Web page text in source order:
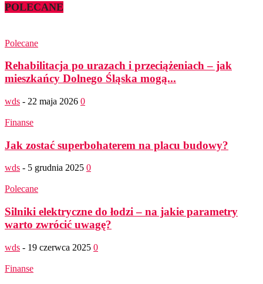
POLECANE
Polecane
Rehabilitacja po urazach i przeciążeniach – jak
mieszkańcy Dolnego Śląska mogą...
wds - 22 maja 2026 0
Finanse
Jak zostać superbohaterem na placu budowy?
wds - 5 grudnia 2025 0
Polecane
Silniki elektryczne do łodzi – na jakie parametry
warto zwrócić uwagę?
wds - 19 czerwca 2025 0
Finanse